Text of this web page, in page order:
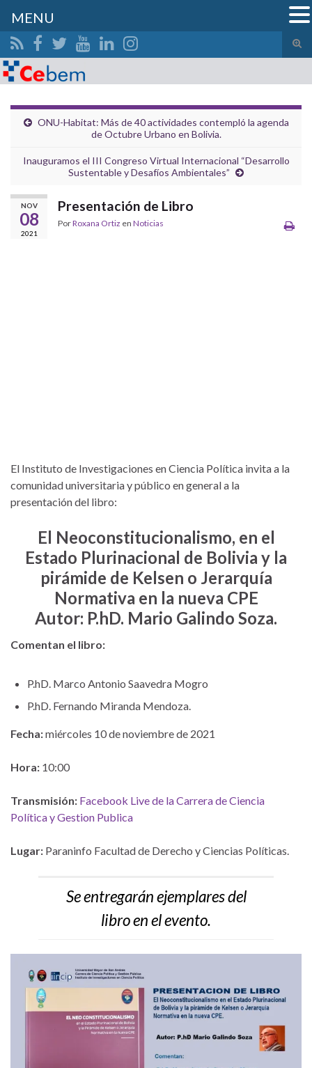
el
Search for:
ONU-Habitat: Más de 40 actividades contempló la agenda
de Octubre Urbano en Bolivia.
Inauguramos el III Congreso Virtual Internacional “Desarrollo
Sustentable y Desafíos Ambientales”
NOV
08
2021
Presentación de Libro
PorRoxana Ortiz en Noticias
El Instituto de Investigaciones en Ciencia Política invita a la
comunidad universitaria y público en general a la
presentación del libro:
El Neoconstitucionalismo, en el
Estado Plurinacional de Bolivia y la
pirámide de Kelsen o Jerarquía
Normativa en la nueva CPE
Autor: P.hD. Mario Galindo Soza.
Comentan el libro:
P.hD. Marco Antonio Saavedra Mogro
P.hD. Fernando Miranda Mendoza.
Fecha:miércoles 10 de noviembre de 2021
Hora: 10:00
Transmisión: Facebook Live de la Carrera de Ciencia
Política y Gestion Publica
Lugar: Paraninfo Facultad de Derecho y Ciencias Políticas.
Se entregarán ejemplares del
libro en el evento.
MENU